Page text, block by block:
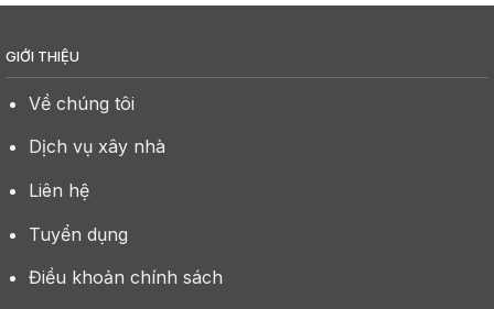
GIỚI THIỆU
Về chúng tôi
Dịch vụ xây nhà
Liên hệ
Tuyển dụng
Điều khoản chính sách